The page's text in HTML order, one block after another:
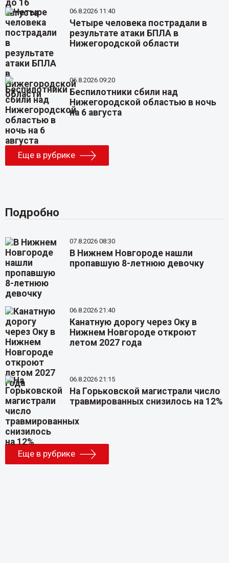
06.8.2026 11:40
Четыре человека пострадали в
результате атаки БПЛА в
Нижегородской области
06.8.2026 09:20
Беспилотники сбили над
Нижегородской областью в ночь
на 6 августа
Еще в рубрике
Подробно
07.8.2026 08:30
В Нижнем Новгороде нашли
пропавшую 8-летнюю девочку
06.8.2026 21:40
Канатную дорогу через Оку в
Нижнем Новгороде откроют
летом 2027 года
06.8.2026 21:15
На Горьковской магистрали число
травмированных снизилось на 12%
Еще в рубрике